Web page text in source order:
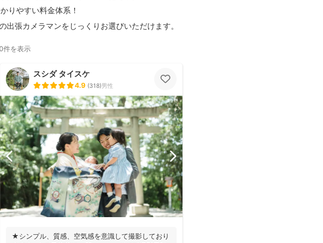
りやすい料金体系！
張カメラマンをじっくりお選びいただけます。
件を表示
スシダ タイスケ
4.9 (318)男性
★シンプル、質感、空気感を意識して撮影しており